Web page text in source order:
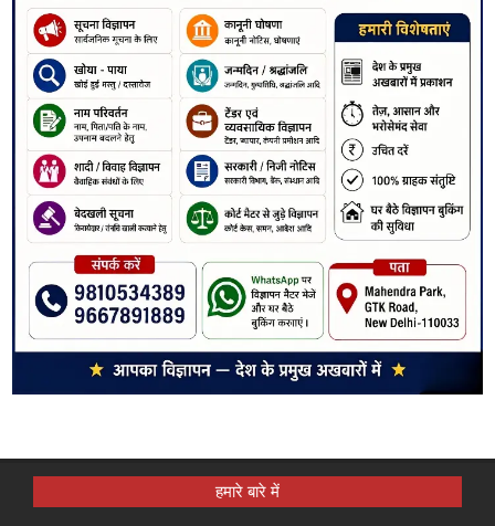
हमारे बारे में